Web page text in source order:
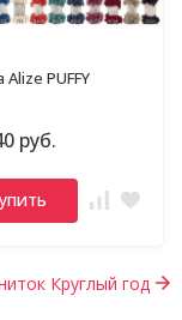
PUFFY
руб.
Круглый год